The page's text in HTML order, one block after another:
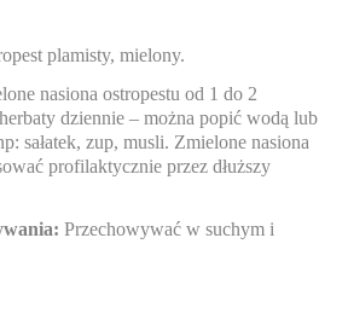
plamisty, mielony.
nasiona ostropestu od 1 do 2
dziennie – można popić wodą lub
sałatek, zup, musli. Zmielone nasiona
profilaktycznie przez dłuższy
Przechowywać w suchym i